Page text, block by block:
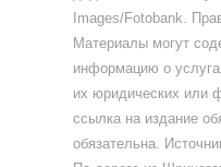
Images/Fotobank.
Материалы могут
информацию о
их юридических или
ссылка на издание
обязательна.